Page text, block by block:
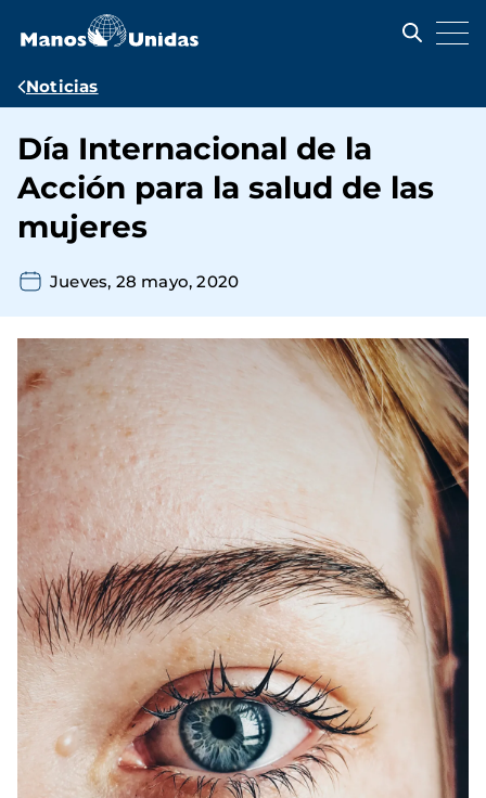
contenido
Ruta
navegación
Noticias
Día Internacional de la
Acción para la salud de las
mujeres
Jueves, 28 mayo, 2020